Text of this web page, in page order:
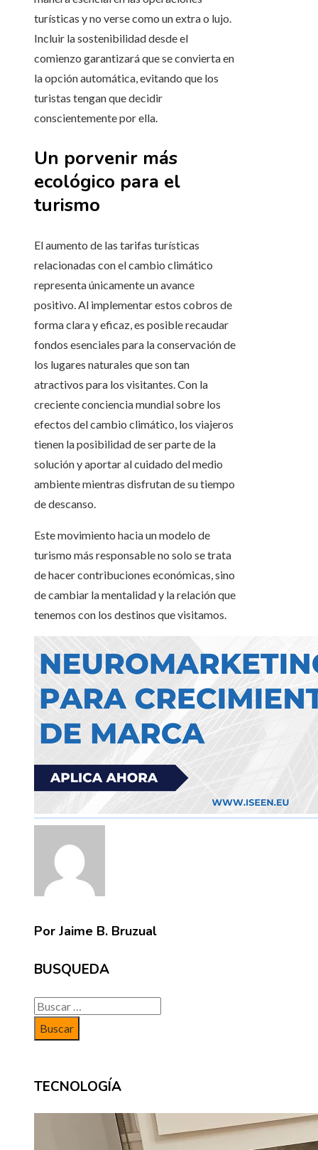
turísticas y no verse como un extra o lujo.
Incluir la sostenibilidad desde el
comienzo garantizará que se convierta en
la opción automática, evitando que los
turistas tengan que decidir
conscientemente por ella.
Un porvenir más
ecológico para el
turismo
El aumento de las tarifas turísticas
relacionadas con el cambio climático
representa únicamente un avance
positivo. Al implementar estos cobros de
forma clara y eficaz, es posible recaudar
fondos esenciales para la conservación de
los lugares naturales que son tan
atractivos para los visitantes. Con la
creciente conciencia mundial sobre los
efectos del cambio climático, los viajeros
tienen la posibilidad de ser parte de la
solución y aportar al cuidado del medio
ambiente mientras disfrutan de su tiempo
de descanso.
Este movimiento hacia un modelo de
turismo más responsable no solo se trata
de hacer contribuciones económicas, sino
de cambiar la mentalidad y la relación que
tenemos con los destinos que visitamos.
Por Jaime B. Bruzual
BUSQUEDA
Buscar:
TECNOLOGÍA